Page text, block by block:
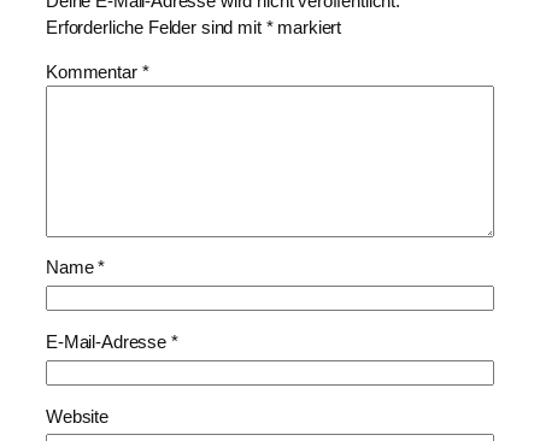
Erforderliche Felder sind mit *markiert
Kommentar *
Name*
E-Mail-Adresse *
Website